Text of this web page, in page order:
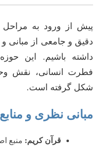
پیش از ورود به
دقیق و جامعی از مبانی
داشته باشیم. این
فطرت انسانی، نقش
شکل گرفته است.
مبانی نظری و
قرآن کریم: منبع